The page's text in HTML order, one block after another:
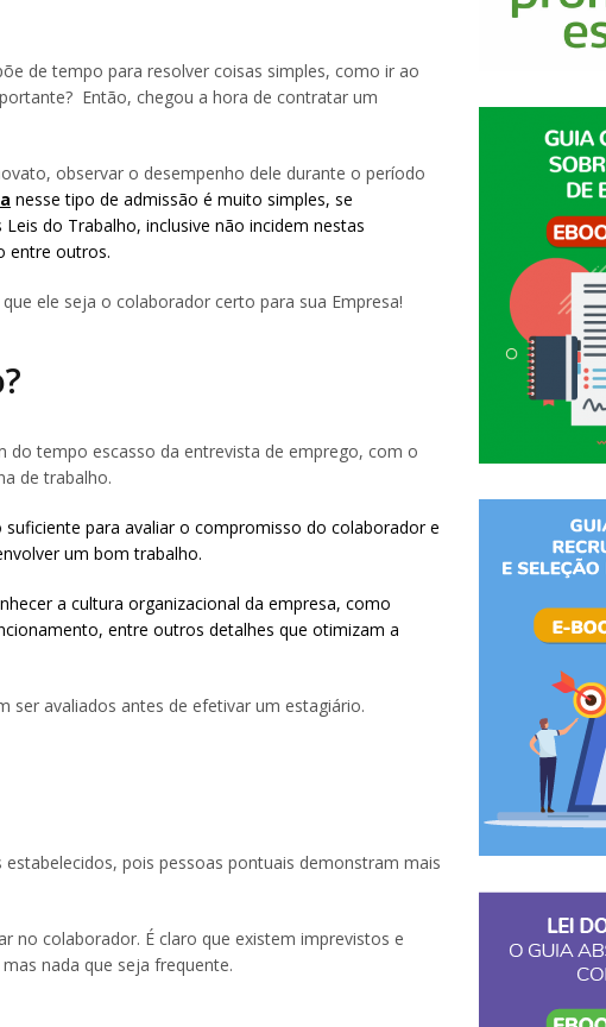
de tempo para resolver coisas simples, como ir ao
Então, chegou a hora de contratar um
observar o desempenho dele durante o período
nesse tipo de admissão é muito simples, se
do Trabalho, inclusive não incidem nestas
entre outros.
ele seja o colaborador certo para sua Empresa!
do tempo escasso da entrevista de emprego, com o
de trabalho.
para avaliar o compromisso do colaborador e
um bom trabalho.
a cultura organizacional da empresa, como
entre outros detalhes que otimizam a
ser avaliados antes de efetivar um estagiário.
pois pessoas pontuais demonstram mais
no colaborador. É claro que existem imprevistos e
nada que seja frequente.